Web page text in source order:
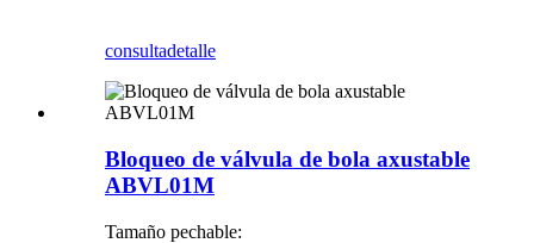
consultadetalle
Bloqueo de válvula de bola axustable
ABVL01M
Tamaño pechable: